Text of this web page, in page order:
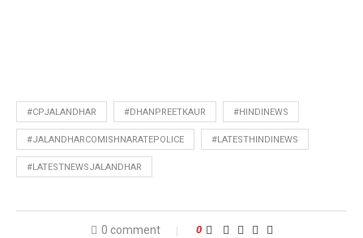
#CPJALANDHAR #DHANPREETKAUR #HINDINEWS
#JALANDHARCOMISHNARATEPOLICE #LATESTHINDINEWS
#LATESTNEWSJALANDHAR
0 comment 0